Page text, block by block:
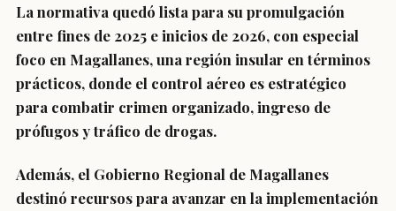
La normativa quedó lista para su promulgación
entre fines de 2025 e inicios de 2026, con especial
foco en Magallanes, una región insular en términos
prácticos, donde el control aéreo es estratégico
para combatir crimen organizado, ingreso de
prófugos y tráfico de drogas.
Además, el Gobierno Regional de Magallanes
destinó recursos para avanzar en la implementación